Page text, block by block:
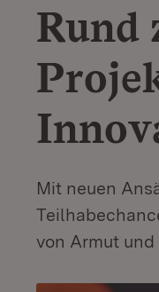
Rund
Mit neuen
von Armut